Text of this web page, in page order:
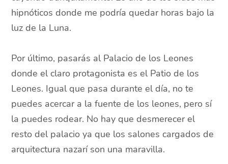
hipnóticos donde me podría quedar horas bajo la
luz de la Luna.
Por último, pasarás al Palacio de los Leones
donde el claro protagonista es el Patio de los
Leones. Igual que pasa durante el día, no te
puedes acercar a la fuente de los leones, pero sí
la puedes rodear. No hay que desmerecer el
resto del palacio ya que los salones cargados de
arquitectura nazarí son una maravilla.